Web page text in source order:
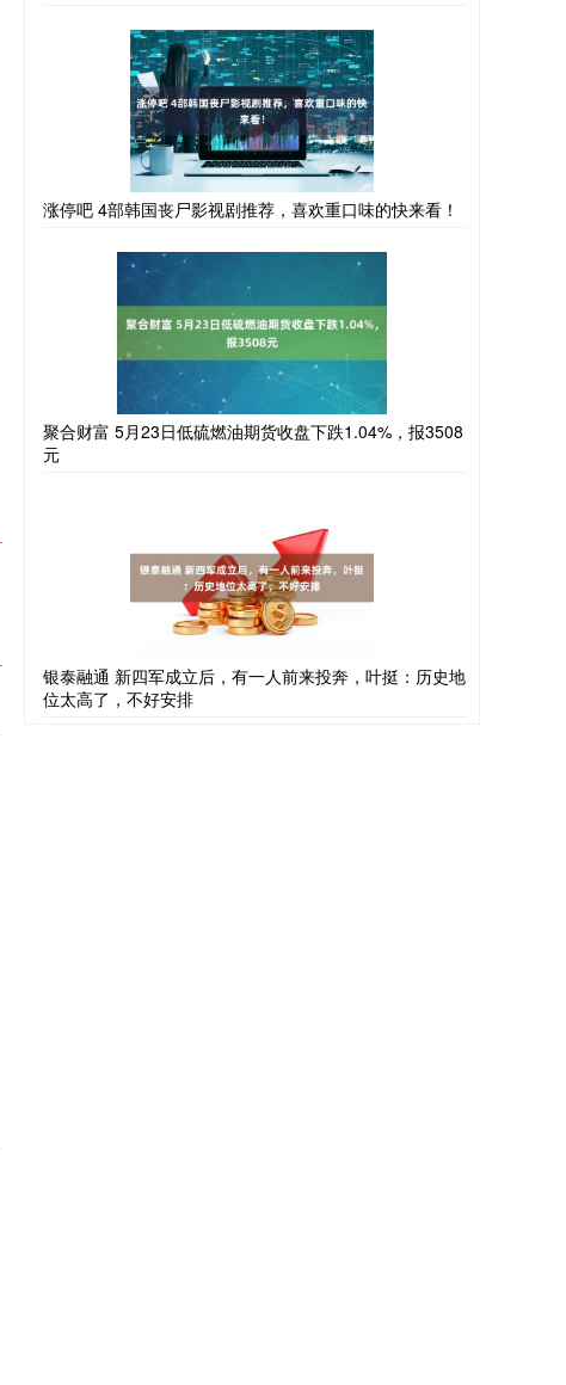
涨停吧 4部韩国丧尸影视剧推荐，喜欢重口味的快来看！
聚合财富 5月23日低硫燃油期货收盘下跌1.04%，报3508
元
银泰融通 新四军成立后，有一人前来投奔，叶挺：历史地
位太高了，不好安排